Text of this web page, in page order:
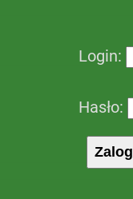
Login:
Hasło: